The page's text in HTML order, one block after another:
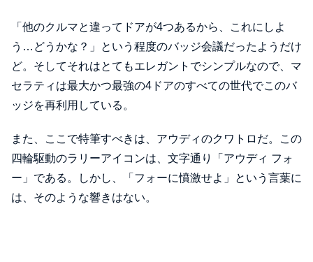
「他のクルマと違ってドアが4つあるから、これにしよ
う…どうかな？」という程度のバッジ会議だったようだけ
ど。そしてそれはとてもエレガントでシンプルなので、マ
セラティは最大かつ最強の4ドアのすべての世代でこのバ
ッジを再利用している。
また、ここで特筆すべきは、アウディのクワトロだ。この
四輪駆動のラリーアイコンは、文字通り「アウディ フォ
ー」である。しかし、「フォーに憤激せよ」という言葉に
は、そのような響きはない。